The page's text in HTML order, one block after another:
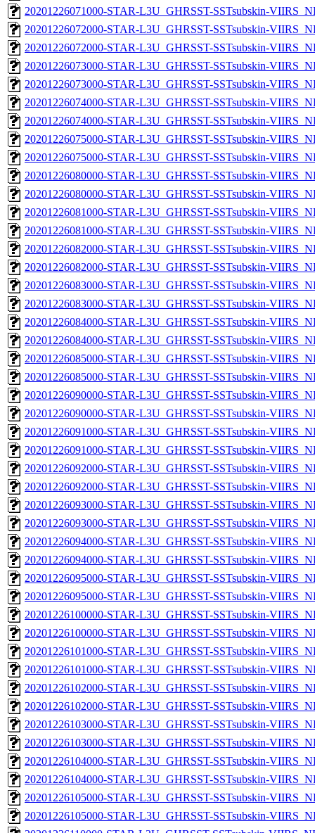
20201226071000-STAR-L3U_GHRSST-SSTsubskin-
20201226072000-STAR-L3U_GHRSST-SSTsubskin-
20201226072000-STAR-L3U_GHRSST-SSTsubskin-
20201226073000-STAR-L3U_GHRSST-SSTsubskin-
20201226073000-STAR-L3U_GHRSST-SSTsubskin-
20201226074000-STAR-L3U_GHRSST-SSTsubskin-
20201226074000-STAR-L3U_GHRSST-SSTsubskin-
20201226075000-STAR-L3U_GHRSST-SSTsubskin-
20201226075000-STAR-L3U_GHRSST-SSTsubskin-
20201226080000-STAR-L3U_GHRSST-SSTsubskin-
20201226080000-STAR-L3U_GHRSST-SSTsubskin-
20201226081000-STAR-L3U_GHRSST-SSTsubskin-
20201226081000-STAR-L3U_GHRSST-SSTsubskin-
20201226082000-STAR-L3U_GHRSST-SSTsubskin-
20201226082000-STAR-L3U_GHRSST-SSTsubskin-
20201226083000-STAR-L3U_GHRSST-SSTsubskin-
20201226083000-STAR-L3U_GHRSST-SSTsubskin-
20201226084000-STAR-L3U_GHRSST-SSTsubskin-
20201226084000-STAR-L3U_GHRSST-SSTsubskin-
20201226085000-STAR-L3U_GHRSST-SSTsubskin-
20201226085000-STAR-L3U_GHRSST-SSTsubskin-
20201226090000-STAR-L3U_GHRSST-SSTsubskin-
20201226090000-STAR-L3U_GHRSST-SSTsubskin-
20201226091000-STAR-L3U_GHRSST-SSTsubskin-
20201226091000-STAR-L3U_GHRSST-SSTsubskin-
20201226092000-STAR-L3U_GHRSST-SSTsubskin-
20201226092000-STAR-L3U_GHRSST-SSTsubskin-
20201226093000-STAR-L3U_GHRSST-SSTsubskin-
20201226093000-STAR-L3U_GHRSST-SSTsubskin-
20201226094000-STAR-L3U_GHRSST-SSTsubskin-
20201226094000-STAR-L3U_GHRSST-SSTsubskin-
20201226095000-STAR-L3U_GHRSST-SSTsubskin-
20201226095000-STAR-L3U_GHRSST-SSTsubskin-
20201226100000-STAR-L3U_GHRSST-SSTsubskin-
20201226100000-STAR-L3U_GHRSST-SSTsubskin-
20201226101000-STAR-L3U_GHRSST-SSTsubskin-
20201226101000-STAR-L3U_GHRSST-SSTsubskin-
20201226102000-STAR-L3U_GHRSST-SSTsubskin-
20201226102000-STAR-L3U_GHRSST-SSTsubskin-
20201226103000-STAR-L3U_GHRSST-SSTsubskin-
20201226103000-STAR-L3U_GHRSST-SSTsubskin-
20201226104000-STAR-L3U_GHRSST-SSTsubskin-
20201226104000-STAR-L3U_GHRSST-SSTsubskin-
20201226105000-STAR-L3U_GHRSST-SSTsubskin-
20201226105000-STAR-L3U_GHRSST-SSTsubskin-